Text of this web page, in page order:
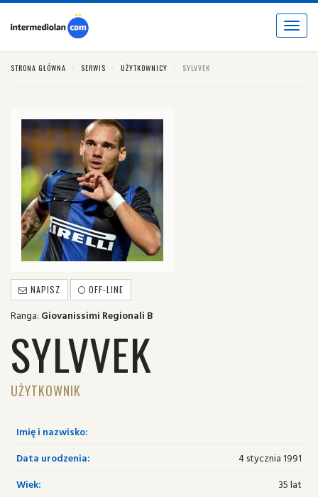
Toggle
STRONA GŁÓWNA SERWIS UŻYTKOWNICY SYLVVEK
NAPISZ OFF-LINE
Ranga: Giovanissimi Regionali B
SYLVVEK
UŻYTKOWNIK
Imię i nazwisko:
Data urodzenia:
4 stycznia 1991
Wiek:
35 lat